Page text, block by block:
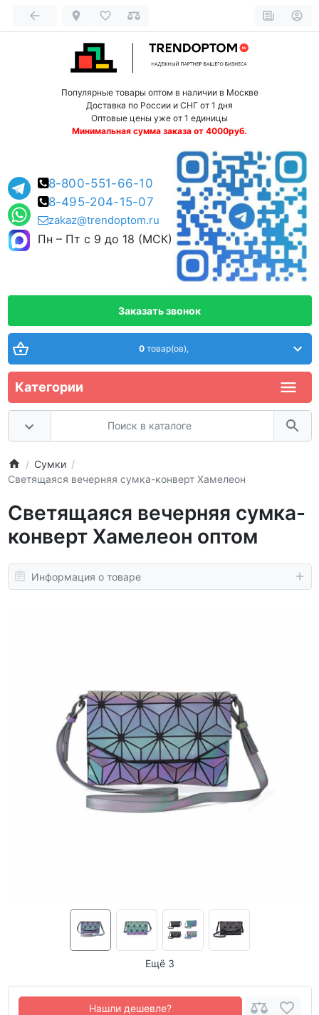
Популярные товары оптом в наличии в Москве
Доставка по России и СНГ от 1 дня
Оптовые цены уже от 1 единицы
Минимальная сумма заказа от 4000руб.
8-800-551-66-10
8-495-204-15-07
zakaz@trendoptom.ru
Пн – Пт с 9 до 18 (МСК)
Заказать звонок
0 товар(ов),
Категории
Сумки
Светящаяся вечерняя сумка-конверт Хамелеон
Светящаяся вечерняя сумка-
конверт Хамелеон оптом
Информация о товаре
Ещё 3
Нашли дешевле?